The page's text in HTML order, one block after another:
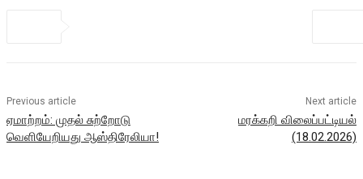
Previous article
ஏமாற்றம்: முதல் சுற்றோடு
வெளியேறியது ஆஸ்திரேலியா!
Next article
மரக்கறி விலைப்பட்டியல்
(18.02.2026)